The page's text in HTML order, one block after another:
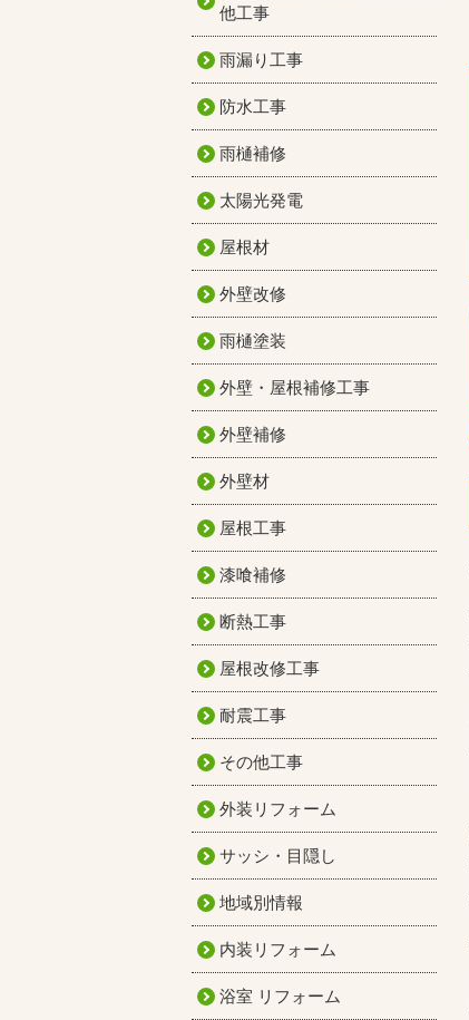
他工事
雨漏り工事
防水工事
雨樋補修
太陽光発電
屋根材
外壁改修
雨樋塗装
外壁・屋根補修工事
外壁補修
外壁材
屋根工事
漆喰補修
断熱工事
屋根改修工事
耐震工事
その他工事
外装リフォーム
サッシ・目隠し
地域別情報
内装リフォーム
浴室 リフォーム